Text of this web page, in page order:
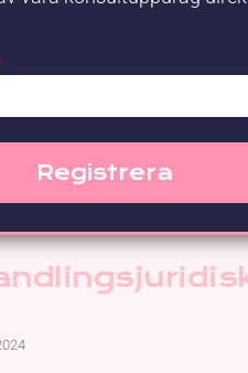
för
Digital
Region
avrop 1459